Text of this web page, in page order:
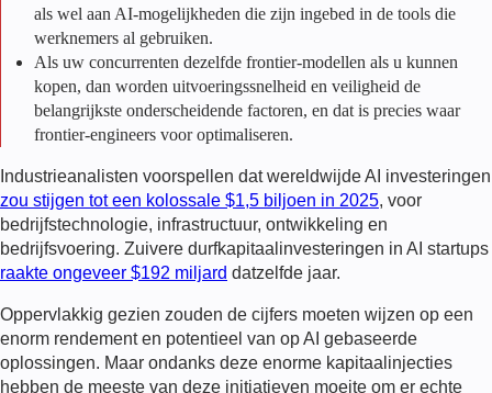
als wel aan AI-mogelijkheden die zijn ingebed in de tools die
werknemers al gebruiken.
Als uw concurrenten dezelfde frontier-modellen als u kunnen
kopen, dan worden uitvoeringssnelheid en veiligheid de
belangrijkste onderscheidende factoren, en dat is precies waar
frontier-engineers voor optimaliseren.
Industrieanalisten voorspellen dat wereldwijde AI investeringen
zou stijgen tot een kolossale $1,5 biljoen in 2025, voor
bedrijfstechnologie, infrastructuur, ontwikkeling en
bedrijfsvoering. Zuivere durfkapitaalinvesteringen in AI startups
raakte ongeveer $192 miljard datzelfde jaar.
Oppervlakkig gezien zouden de cijfers moeten wijzen op een
enorm rendement en potentieel van op AI gebaseerde
oplossingen. Maar ondanks deze enorme kapitaalinjecties
hebben de meeste van deze initiatieven moeite om er echte